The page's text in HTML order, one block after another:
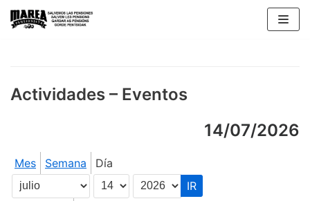
Saltar
Actividades – Eventos
14/07/2026
Mes Semana Día
Mes
Día
Año